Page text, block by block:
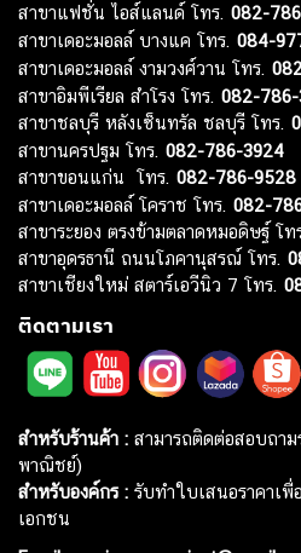
สาขาแฟชั่น ไอส์แลนด์ โทร. 082-
สาขาเดอะมอลล์ บางแค โทร. 084-
สาขาเดอะมอลล์ งามวงศ์วาน โทร.
สาขาอิมพีเรียล สำโรง โทร. 082-786-
สาขาชลบุรี หลังเซ็นทรัล ชลบุรี โทร.
สาขานครปฐม โทร. 082-786-3924
สาขาขอนแก่น โทร. 082-786-9528
สาขาเดอะมอลล์ โคราช โทร. 082-
สาขาระยอง ตรงข้ามตลาดหมอดิษฐ์ โท
สาขาอุดรธานี ถนนโภคานุสรณ์ โทร.
สาขาเชียงใหม่ สตาร์เอวีนิว 7 โทร.
ติดตามเรา
สำหรับร้านค้า : สามารถติดต่อสอบถา
พาณิชย์)
สำหรับองค์กร : รับทำใบเสนอราคาเพื่
เอกชน